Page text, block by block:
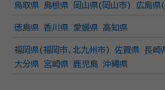
鳥取県 島根県 岡山県( 岡山市) 広島県(
徳島県 香川県 愛媛県 高知県
福岡県(福岡市、 北九州市) 佐賀県 長崎
大分県
宮崎県 鹿児島 沖縄県